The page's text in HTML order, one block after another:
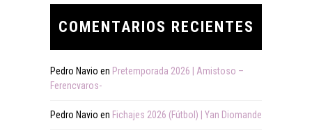
COMENTARIOS RECIENTES
Pedro Navio en Pretemporada 2026 | Amistoso –
Ferencvaros-
Pedro Navio en Fichajes 2026 (Fútbol) | Yan Diomande